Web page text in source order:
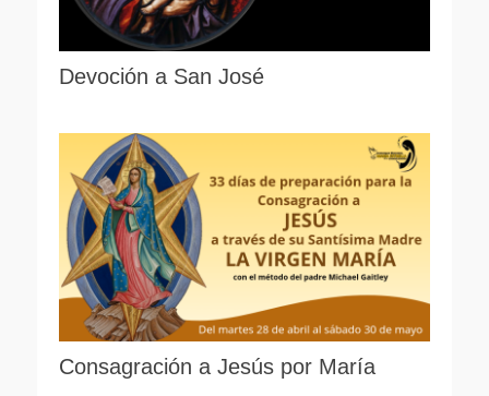
Devoción a San José
Consagración a Jesús por María